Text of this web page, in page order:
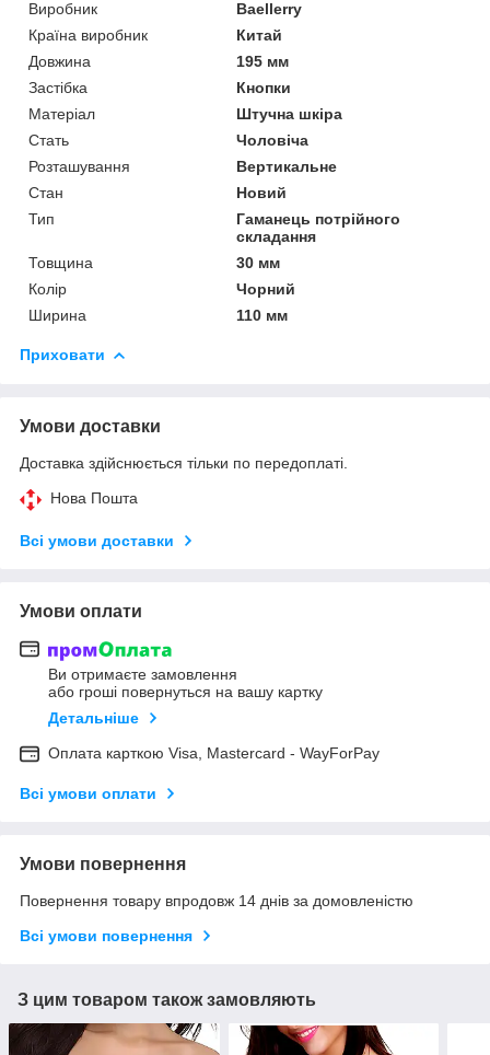
Виробник
Baellerry
Країна виробник
Китай
Довжина
195 мм
Застібка
Кнопки
Матеріал
Штучна шкіра
Стать
Чоловіча
Розташування
Вертикальне
Стан
Новий
Тип
Гаманець потрійного
складання
Товщина
30 мм
Колір
Чорний
Ширина
110 мм
Приховати
Умови доставки
Доставка здійснюється тільки по передоплаті.
Нова Пошта
Всі умови доставки
Умови оплати
Ви отримаєте замовлення
або гроші повернуться на вашу картку
Детальніше
Оплата карткою Visa, Mastercard - WayForPay
Всі умови оплати
Умови повернення
Повернення товару впродовж 14 днів за домовленістю
Всі умови повернення
З цим товаром також замовляють